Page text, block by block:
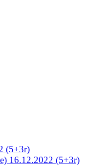
(5+3r)
16.12.2022 (5+3r)